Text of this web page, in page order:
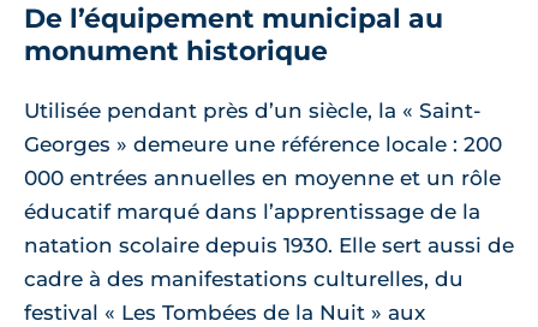
De l’équipement municipal au
monument historique
Utilisée pendant près d’un siècle, la « Saint-
Georges » demeure une référence locale : 200
000 entrées annuelles en moyenne et un rôle
éducatif marqué dans l’apprentissage de la
natation scolaire depuis 1930. Elle sert aussi de
cadre à des manifestations culturelles, du
festival « Les Tombées de la Nuit » aux